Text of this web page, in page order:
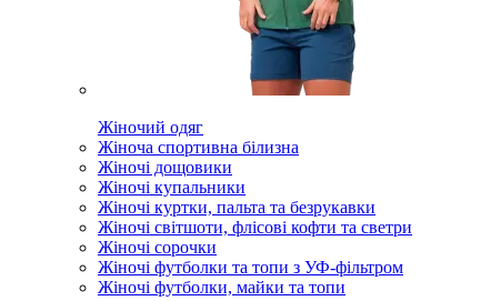
Жіночий одяг
Жіноча спортивна білизна
Жіночі дощовики
Жіночі купальники
Жіночі куртки, пальта та безрукавки
Жіночі світшоти, флісові кофти та светри
Жіночі сорочки
Жіночі футболки та топи з УФ-фільтром
Жіночі футболки, майки та топи